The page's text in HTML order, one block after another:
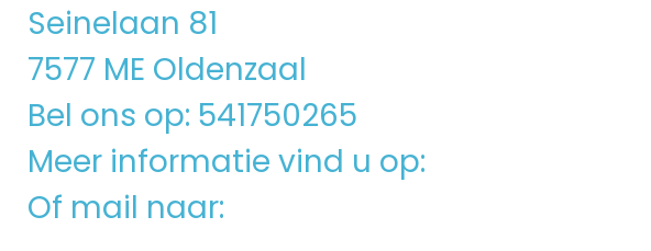
Seinelaan 81
7577 ME Oldenzaal
Bel ons op: 541750265
Meer informatie vind u op:
Of mail naar: